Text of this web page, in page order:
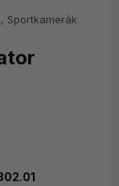
Sportkamerák